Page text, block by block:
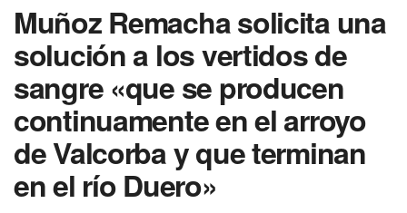
Muñoz Remacha solicita una
solución a los vertidos de
sangre «que se producen
continuamente en el arroyo
de Valcorba y que terminan
en el río Duero»